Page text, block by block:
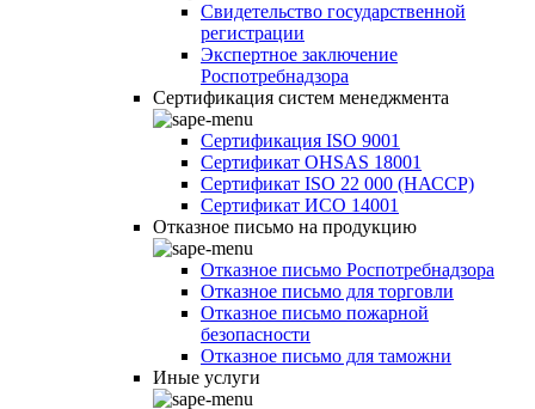
Свидетельство государственной
регистрации
Экспертное заключение
Роспотребнадзора
Сертификация систем менеджмента
Сертификация ISO 9001
Сертификат OHSAS 18001
Сертификат ISO 22 000 (НАССР)
Сертификат ИСО 14001
Отказное письмо на продукцию
Отказное письмо Роспотребнадзора
Отказное письмо для торговли
Отказное письмо пожарной
безопасности
Отказное письмо для таможни
Иные услуги